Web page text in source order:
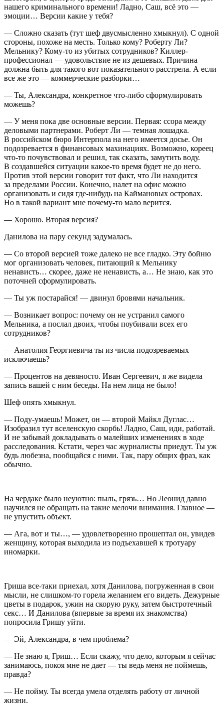
нашего криминального времени! Ладно, Саш, всё это —
эмоции… Версии какие у тебя?
— Сложно сказать (тут шеф двусмысленно хмыкнул). С одной
стороны, похоже на месть. Только кому? Роберту Ли?
Мельнику? Кому-то из убитых сотрудников? Киллер-
профессионал — удовольствие не из дешевых. Причина
должна быть для такого вот показательного расстрела. А если
все же это — коммерческие разборки…
— Ты, Александра, конкретное что-либо сформулировать
можешь?
— У меня пока две основные версии. Первая: ссора между
деловыми партнерами. Роберт Ли — темная лошадка.
В российском бюро Интерпола на него имеется досье. Он
подозревается в финансовых махинациях. Возможно, кореец
что-то почувствовал и решил, так сказать, замутить воду.
В создавшейся ситуации какое-то время будет не до него.
Против этой версии говорит тот факт, что Ли находится
за пределами России. Конечно, налет на офис можно
организовать и сидя где-нибудь на Каймановых островах.
Но в такой вариант мне почему-то мало верится.
— Хорошо. Вторая версия?
Данилова на пару секунд задумалась.
— Со второй версией тоже далеко не все гладко. Эту бойню
мог организовать человек, питающий к Мельнику
ненависть… скорее, даже не ненависть, а… Не знаю, как это
поточней сформулировать.
— Ты уж постарайся! — двинул бровями начальник.
— Возникает вопрос: почему он не устранил самого
Мельника, а послал двоих, чтобы поубивали всех его
сотрудников?
— Анатолия Георгиевича ты из числа подозреваемых
исключаешь?
— Процентов на девяносто. Иван Сергеевич, я же видела
запись вашей с ним беседы. На нем лица не было!
Шеф опять хмыкнул.
— Поду-умаешь! Может, он — второй Майкл Дуглас…
Изобразил тут вселенскую скорбь! Ладно, Саш, иди, работай.
И не забывай докладывать о малейших изменениях в ходе
расследования. Кстати, через час журналисты приедут. Ты уж
будь любезна, пообщайся с ними. Так, пару общих фраз, как
обычно.
На чердаке было неуютно: пыль, грязь… Но Леонид давно
научился не обращать на такие мелочи внимания. Главное —
не упустить объект.
— Ага, вот и ты…, — удовлетворенно прошептал он, увидев
женщину, которая выходила из подъехавшей к тротуару
иномарки.
Гриша все-таки приехал, хотя Данилова, погруженная в свои
мысли, не слишком-то горела желанием его видеть. Дежурные
цветы в подарок, ужин на скорую руку, затем быстротечный
секс… И Данилова (впервые за время их знакомства)
попросила Гришу уйти.
— Эй, Александра, в чем проблема?
— Не знаю я, Гриш… Если скажу, что дело, которым я сейчас
занимаюсь, покоя мне не дает — ты ведь меня не поймешь,
правда?
— Не пойму. Ты всегда умела отделять работу от личной
жизни.